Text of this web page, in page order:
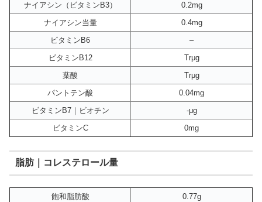
ナイアシン（ビタミンB3）
0.2mg
ナイアシン当量
0.4mg
ビタミンB6
–
ビタミンB12
Trμg
葉酸
Trμg
パントテン酸
0.04mg
ビタミンB7｜ビオチン
-μg
ビタミンC
0mg
脂肪｜コレステロール量
飽和脂肪酸
0.77g